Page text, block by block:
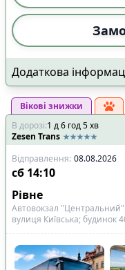
Додаткова
Вікові знижки
В дорозі:1 д6 год5хв
Zesen Trans
Відправлення: 08.08.2026
сб 14:10
Рівне
Автовокзал "Центральний"
вулиця Київська; будинок